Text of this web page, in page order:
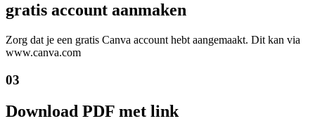
gratis account aanmaken
Zorg dat je een gratis Canva account hebt aangemaakt. Dit kan via
www.canva.com
03
Download PDF met link